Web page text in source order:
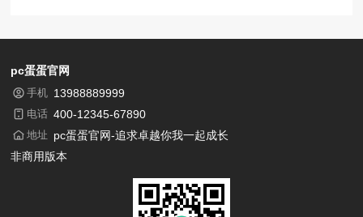
pc蛋蛋官网
手机 13988889999
电话 400-12345-67890
地址 pc蛋蛋官网-追求卓越你我一起成长
非商用版本